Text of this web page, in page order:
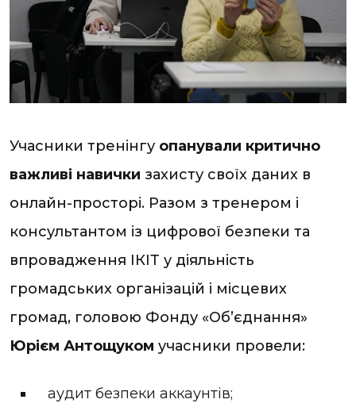
Учасники тренінгу опанували критично
важливі навички захисту своїх даних в
онлайн-просторі. Разом з тренером і
консультантом із цифрової безпеки та
впровадження ІКІТ у діяльність
громадських організацій і місцевих
громад, головою Фонду «Об’єднання»
Юрієм Антощуком учасники провели:
аудит безпеки аккаунтів;